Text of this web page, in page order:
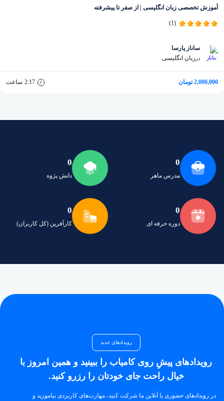
آموزش تخصصی زبان انگلیسی | از صفر تا پیشرفته
(1)
ساناز پارسا
در زبان انگلیسی
2,000,000 تومان 2:17 ساعت
0
مدرس ماهر
0
دانش پژوه
0
دوره حرفه ای
0
کارآفرین (کل کاربران)
رویدادهای جدید
رویدادهای پیشِ روی کامیاب را ببینید و همین امروز با
خیال راحت جای خودتان را رزرو کنید.
در رویدادهای حضوری یا آنلاین ما شرکت کنید، مهارت‌های کاربردی بیاموزید و